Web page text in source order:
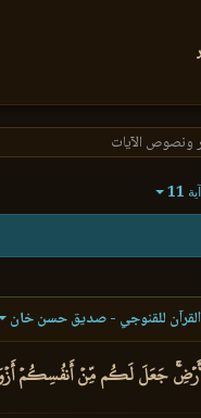
ونصوص الآيات
آية 11
للقنوجي - صديق حسن خان
جَعَلَ لَكُم مِّنۡ أَنفُسِكُمۡ